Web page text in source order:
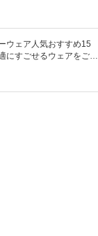
ウェア人気おすすめ15
にすごせるウェアをご紹